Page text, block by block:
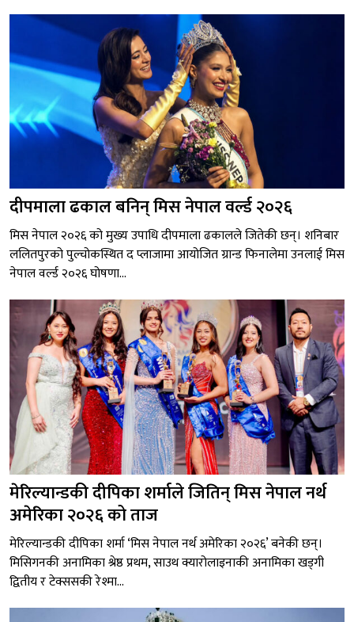
दीपमाला ढकाल बनिन् मिस नेपाल वर्ल्ड २०२६
मिस नेपाल २०२६ को मुख्य उपाधि दीपमाला ढकालले जितेकी छन्। शनिबार
ललितपुरको पुल्चोकस्थित द प्लाजामा आयोजित ग्रान्ड फिनालेमा उनलाई मिस
नेपाल वर्ल्ड २०२६ घोषणा...
मेरिल्यान्डकी दीपिका शर्माले जितिन् मिस नेपाल नर्थ
अमेरिका २०२६ को ताज
मेरिल्यान्डकी दीपिका शर्मा ‘मिस नेपाल नर्थ अमेरिका २०२६’ बनेकी छन्।
मिसिगनकी अनामिका श्रेष्ठ प्रथम, साउथ क्यारोलाइनाकी अनामिका खड्गी
द्वितीय र टेक्ससकी रेश्मा...